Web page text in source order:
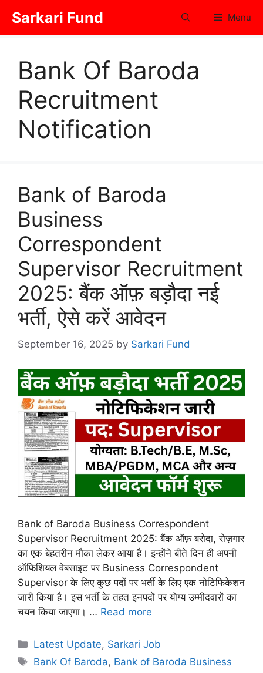
content
Sarkari Fund Menu
Bank Of Baroda
Recruitment
Notification
Bank of Baroda
Business
Correspondent
Supervisor Recruitment
2025: बैंक ऑफ़ बड़ौदा नई
भर्ती, ऐसे करें आवेदन
September 16, 2025 by Sarkari Fund
Bank of Baroda Business Correspondent
Supervisor Recruitment 2025: बैंक ऑफ़ बरोदा, रोज़गार
का एक बेहतरीन मौका लेकर आया है। इन्होंने बीते दिन ही अपनी
ऑफिशियल वेबसाइट पर Business Correspondent
Supervisor के लिए कुछ पदों पर भर्ती के लिए एक नोटिफिकेशन
जारी किया है। इस भर्ती के तहत इनपदों पर योग्य उम्मीदवारों का
चयन किया जाएगा। … Read more
Categories
Latest Update, Sarkari Job
Tags
Bank Of Baroda, Bank of Baroda Business